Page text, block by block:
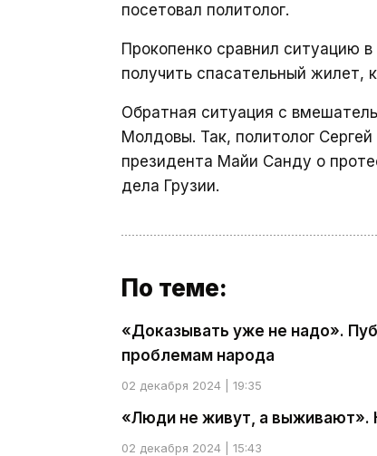
посетовал политолог.
Прокопенко сравнил ситуацию
получить спасательный жилет,
Обратная ситуация с
Молдовы. Так, политолог Сергей
президента Майи Санду о
дела Грузии.
По теме:
«Доказывать уже не надо».
проблемам народа
02 декабря 2024 | 19:35
«Люди не живут, а выживают».
02 декабря 2024 | 15:43